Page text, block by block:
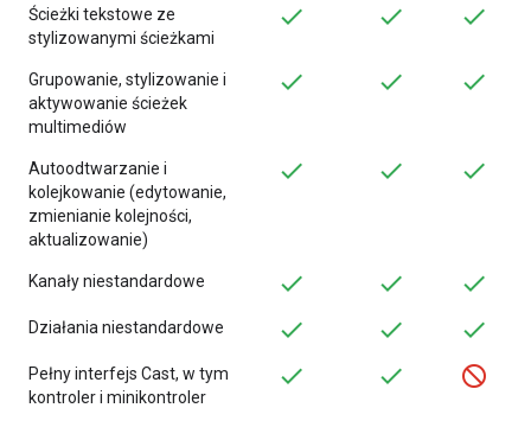
Ścieżki tekstowe ze
stylizowanymi ścieżkami
Grupowanie, stylizowanie i
aktywowanie ścieżek
multimediów
Autoodtwarzanie i
kolejkowanie (edytowanie,
zmienianie kolejności,
aktualizowanie)
Kanały niestandardowe
Działania niestandardowe
Pełny interfejs Cast, w tym
kontroler i minikontroler